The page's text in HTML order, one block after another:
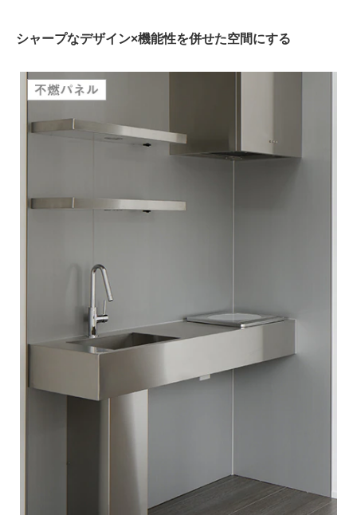
シャープなデザイン×機能性を併せた空間にする